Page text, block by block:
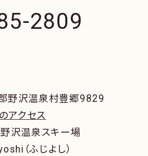
2809
野沢温泉村豊郷9829
アクセス
沢温泉スキー場
（ふじよし）